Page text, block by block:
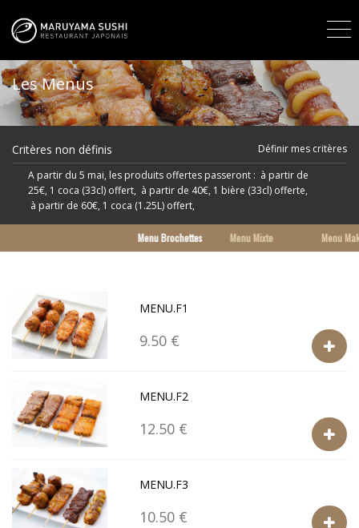
Les Menus
Critères non définis
Définir mes critères
A partir du 5 mai, les produits offertes passeront : à partir de
25€, 1 coca (33cl) offert, à partir de 40€, 1 bière (33cl) offerte,
à partir de 60€, 1 coca (1.25L) offert,
Menu Brochettes Menu Mixte Menu
MENU.F1
9.50 €
MENU.F2
12.50 €
MENU.F3
10.50 €